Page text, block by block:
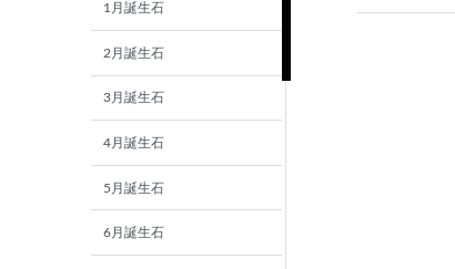
1月誕生石
2月誕生石
3月誕生石
4月誕生石
5月誕生石
6月誕生石